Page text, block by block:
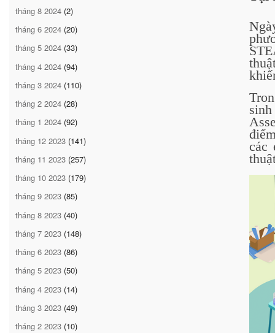
tháng 8 2024 (2)
tháng 6 2024 (20)
tháng 5 2024 (33)
tháng 4 2024 (94)
tháng 3 2024 (110)
tháng 2 2024 (28)
tháng 1 2024 (92)
tháng 12 2023 (141)
tháng 11 2023 (257)
tháng 10 2023 (179)
tháng 9 2023 (85)
tháng 8 2023 (40)
tháng 7 2023 (148)
tháng 6 2023 (86)
tháng 5 2023 (50)
tháng 4 2023 (14)
tháng 3 2023 (49)
tháng 2 2023 (10)
các